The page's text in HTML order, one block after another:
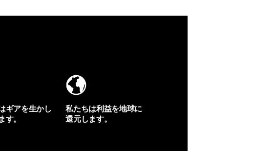
ギアを生かし
す。
私たちは利益を地球に
還元します。